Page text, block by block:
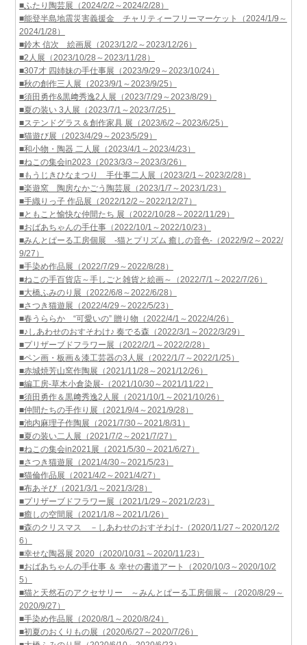
■ふたり陶芸展（2024/2/2～2024/2/28）
■能登半島地震災害義援金 チャリティーフリーマーケット（2024/1/9～
2024/1/28）
■鈴木 信次 絵画展（2023/12/2～2023/12/26）
■2人展（2023/10/28～2023/11/28）
■307才 四姉妹の手仕事展（2023/9/29～2023/10/24）
■秋の創作三人展（2023/9/1～2023/9/25）
■須田勇作&黒﨑秀逸2人展（2023/7/29～2023/8/29）
■夏の装い 3人展（2023/7/1～2023/7/25）
■ステンドグラス＆創作家具 展（2023/6/2～2023/6/25）
■猫遊び展（2023/4/29～2023/5/29）
■和小物・陶器 二人展（2023/4/1～2023/4/23）
■ねこの集会in2023（2023/3/3～2023/3/26）
■もうじきひなまつり 手仕事二人展（2023/2/1～2023/2/28）
■楽遊窯 陶房なかごう陶芸展（2023/1/7～2023/1/23）
■手織りっ子 作品展（2022/12/2～2022/12/27）
■ともこと愉快な仲間たち 展（2022/10/28～2022/11/29）
■おばあちゃんの手仕事（2022/10/1～2022/10/23）
■みんとぱーる工房個展 -猫とプリズム 癒しの音色-（2022/9/2～2022/
9/27）
■手染め作品展（2022/7/29～2022/8/28）
■ねこの手百貨店～手しごと雑貨と絵画～（2022/7/1～2022/7/26）
■大橋ふみのり展（2022/6/8～2022/6/28）
■さつき猫遊展（2022/4/29～2022/5/23）
■春うららか “可愛いの” 贈り物（2022/4/1～2022/4/26）
■♪しあわせのおすそわけ♪ 奏でる森（2022/3/1～2022/3/29）
■プリザーブドフラワー展（2022/2/1～2022/2/28）
■ペン画・板画＆漆工芸器の3人展（2022/1/7～2022/1/25）
■赤城焼芳山窯作陶展（2021/11/28～2021/12/26）
■編工房-草木小倉染展-（2021/10/30～2021/11/22）
■須田勇作＆黒﨑秀逸2人展（2021/10/1～2021/10/26）
■仲間たちの手作り展（2021/9/4～2021/9/28）
■池内麻理子作陶展（2021/7/30～2021/8/31）
■夏の装い二人展（2021/7/2～2021/7/27）
■ねこの集会in2021展（2021/5/30～2021/6/27）
■さつき猫遊展（2021/4/30～2021/5/23）
■猫倫作品展（2021/4/2～2021/4/27）
■布あそび（2021/3/1～2021/3/28）
■プリザーブドフラワー展（2021/1/29～2021/2/23）
■癒しの空間展（2021/1/8～2021/1/26）
■森のクリスマス －しあわせのおすそわけ-（2020/11/27～2020/12/2
6）
■幸せな陶器展 2020（2020/10/31～2020/11/23）
■おばあちゃんの手仕事 ＆ 幸せの書道アート（2020/10/3～2020/10/2
5）
■猫と天然石のアクセサリー ～みんとぱーる工房個展～（2020/8/29～
2020/9/27）
■手染め作品展（2020/8/1～2020/8/24）
■初夏のおくりもの展（2020/6/27～2020/7/26）